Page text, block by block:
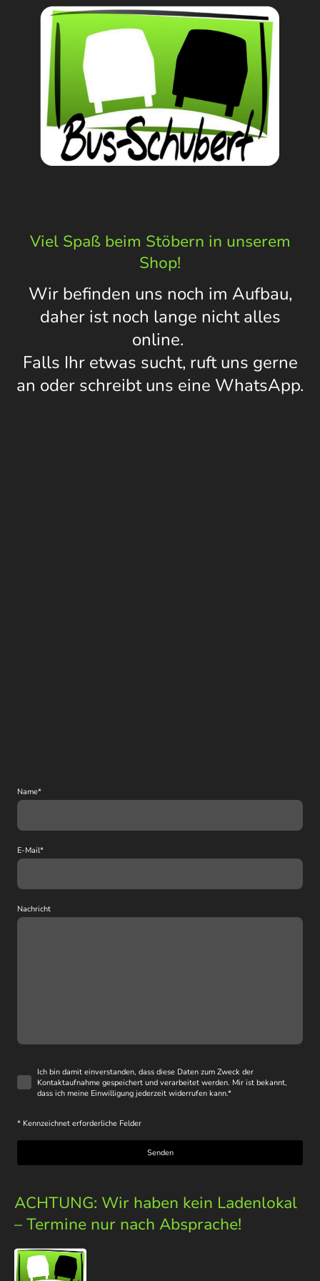
Viel Spaß beim Stöbern in unserem
Shop!
Wir befinden uns noch im Aufbau,
daher ist noch lange nicht alles
online.
Falls Ihr etwas sucht, ruft uns gerne
an oder schreibt uns eine WhatsApp.
Name*
E-Mail*
Nachricht
Ich bin damit einverstanden, dass diese Daten zum Zweck der
Kontaktaufnahme gespeichert und verarbeitet werden. Mir ist bekannt,
dass ich meine Einwilligung jederzeit widerrufen kann.*
* Kennzeichnet erforderliche Felder
Senden
ACHTUNG: Wir haben kein Ladenlokal
– Termine nur nach Absprache!